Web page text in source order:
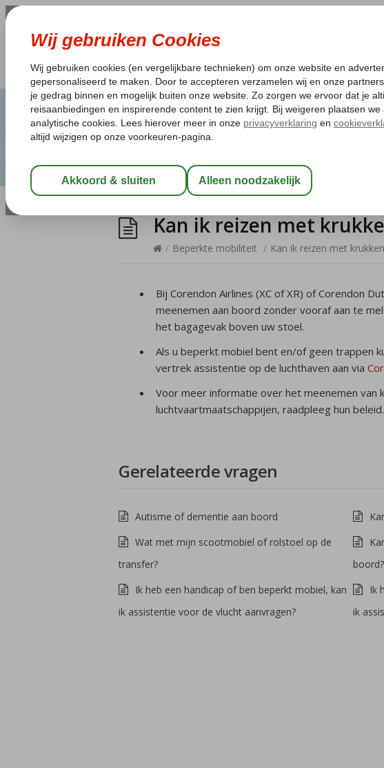
Kan ik reizen met
/ Beperkte mobiliteit / Kan ik reizen met
Bij Corendon Airlines (XC of XR) of Corendon
meenemen aan boord zonder vooraf aan te
het bagagevak boven uw stoel.
Als u beperkt mobiel bent en/of geen trappen
vertrek assistentie op de luchthaven aan via
Voor meer informatie over het meenemen van
luchtvaartmaatschappijen, raadpleeg hun beleid.
Gerelateerde vragen
Autisme of dementie aan boord
Wat met mijn scootmobiel of rolstoel op de
transfer?
boord?
Ik heb een handicap of ben beperkt mobiel, kan
ik assistentie voor de vlucht aanvragen?
Ik
ik